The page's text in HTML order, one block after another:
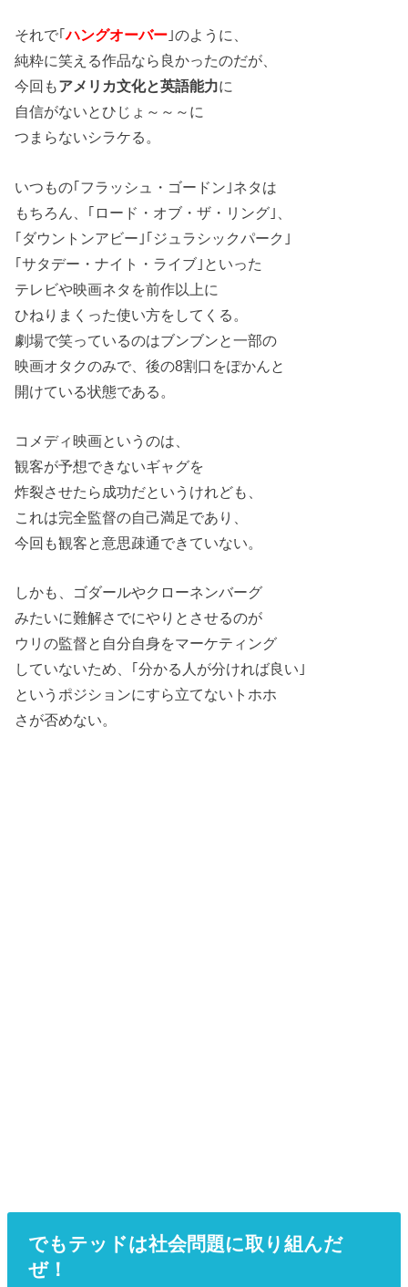
それで｢ハングオーバー ｣のように、
純粋に笑える作品なら良かったのだが、
今回もアメリカ文化と英語能力に
自信がないとひじょ～～～に
つまらないシラケる。
いつもの｢フラッシュ・ゴードン｣ネタは
もちろん、｢ロード・オブ・ザ・リング｣、
｢ダウントンアビー｣｢ジュラシックパーク｣
｢サタデー・ナイト・ライブ｣といった
テレビや映画ネタを前作以上に
ひねりまくった使い方をしてくる。
劇場で笑っているのはブンブンと一部の
映画オタクのみで、後の8割口をぽかんと
開けている状態である。
コメディ映画というのは、
観客が予想できないギャグを
炸裂させたら成功だというけれども、
これは完全監督の自己満足であり、
今回も観客と意思疎通できていない。
しかも、ゴダールやクローネンバーグ
みたいに難解さでにやりとさせるのが
ウリの監督と自分自身をマーケティング
していないため、｢分かる人が分ければ良い｣
というポジションにすら立てないトホホ
さが否めない。
でもテッドは社会問題に取り組んだ
ぜ！